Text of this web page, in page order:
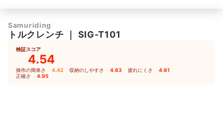
Samuriding
トルクレンチ SIG-T101
検証スコア
4.54
操作の簡単さ 4.42 収納のしやすさ 4.63 疲れにくさ 4.61
正確さ 4.95